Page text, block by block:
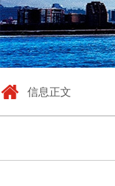
信息正文